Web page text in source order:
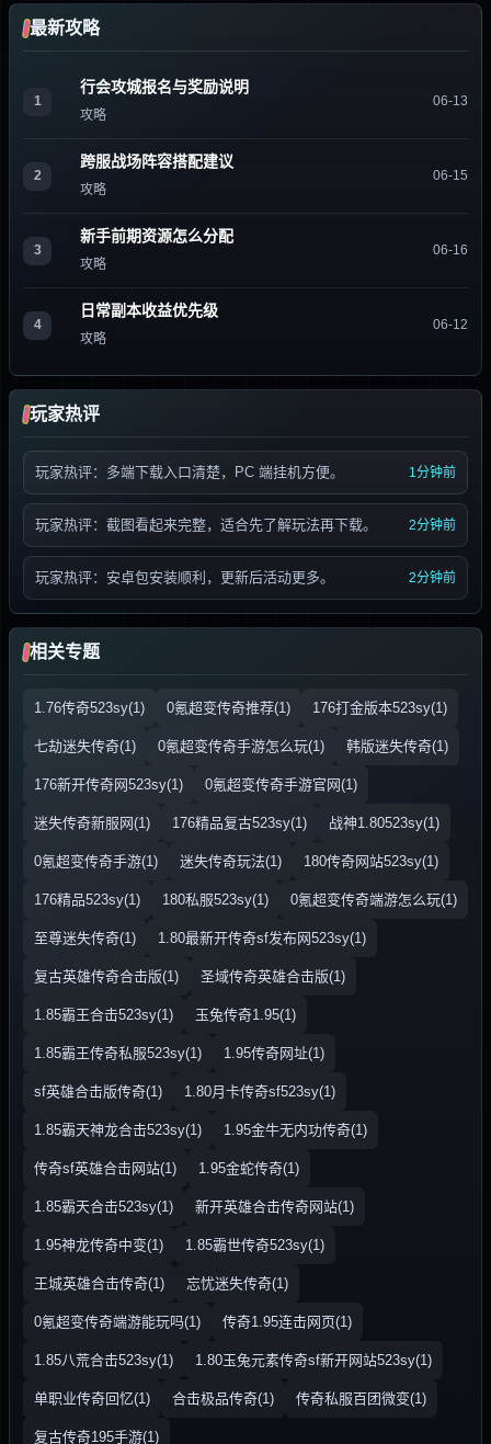
最新攻略
1
行会攻城报名与奖励说明
攻略
06-13
2
跨服战场阵容搭配建议
攻略
06-15
3
新手前期资源怎么分配
攻略
06-16
4
日常副本收益优先级
攻略
06-12
玩家热评
玩家热评：多端下载入口清楚，PC 端挂机方便。 1分钟前
玩家热评：截图看起来完整，适合先了解玩法再下载。 2分钟前
玩家热评：安卓包安装顺利，更新后活动更多。 2分钟前
相关专题
1.76传奇523sy(1) 0氪超变传奇推荐(1) 176打金版本523sy(1)
七劫迷失传奇(1) 0氪超变传奇手游怎么玩(1) 韩版迷失传奇(1)
176新开传奇网523sy(1) 0氪超变传奇手游官网(1)
迷失传奇新服网(1) 176精品复古523sy(1) 战神1.80523sy(1)
0氪超变传奇手游(1) 迷失传奇玩法(1) 180传奇网站523sy(1)
176精品523sy(1) 180私服523sy(1) 0氪超变传奇端游怎么玩(1)
至尊迷失传奇(1) 1.80最新开传奇sf发布网523sy(1)
复古英雄传奇合击版(1) 圣域传奇英雄合击版(1)
1.85霸王合击523sy(1) 玉兔传奇1.95(1)
1.85霸王传奇私服523sy(1) 1.95传奇网址(1)
sf英雄合击版传奇(1) 1.80月卡传奇sf523sy(1)
1.85霸天神龙合击523sy(1) 1.95金牛无内功传奇(1)
传奇sf英雄合击网站(1) 1.95金蛇传奇(1)
1.85霸天合击523sy(1) 新开英雄合击传奇网站(1)
1.95神龙传奇中变(1) 1.85霸世传奇523sy(1)
王城英雄合击传奇(1) 忘忧迷失传奇(1)
0氪超变传奇端游能玩吗(1) 传奇1.95连击网页(1)
1.85八荒合击523sy(1) 1.80玉兔元素传奇sf新开网站523sy(1)
单职业传奇回忆(1) 合击极品传奇(1) 传奇私服百团微变(1)
复古传奇195手游(1)